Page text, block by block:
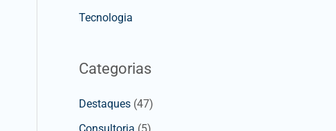
Tecnologia
Categorias
Destaques (47)